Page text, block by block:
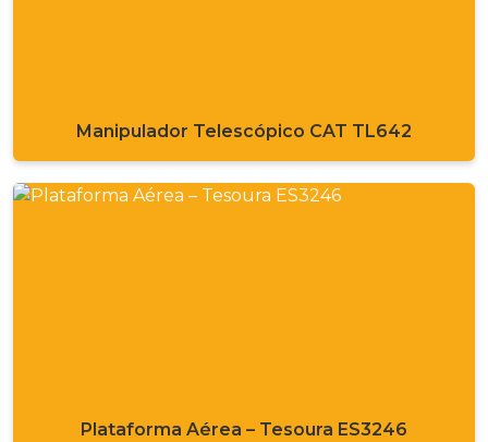
Manipulador Telescópico CAT TL642
Plataforma Aérea – Tesoura ES3246